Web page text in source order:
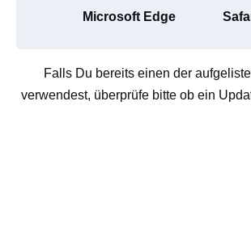
Microsoft Edge
Falls Du bereits einen der
verwendest, überprüfe bitte ob ein